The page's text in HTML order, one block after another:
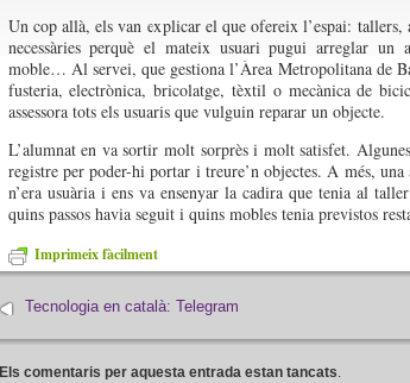
Un cop allà, els van explicar el que ofereix l’espai: tallers,
necessàries perquè el mateix usuari pugui arreglar un
moble… Al servei, que gestiona l’Àrea Metropolitana de
fusteria, electrònica, bricolatge, tèxtil o mecànica de
assessora tots els usuaris que vulguin reparar un objecte.
L’alumnat en va sortir molt sorprès i molt satisfet.
registre per poder-hi portar i treure’n objectes. A més,
n’era usuària i ens va ensenyar la cadira que tenia al
quins passos havia seguit i quins mobles tenia previstos
Imprimeix fàcilment
Tecnologia en català: Telegram
Els comentaris per aquesta entrada estan tancats.